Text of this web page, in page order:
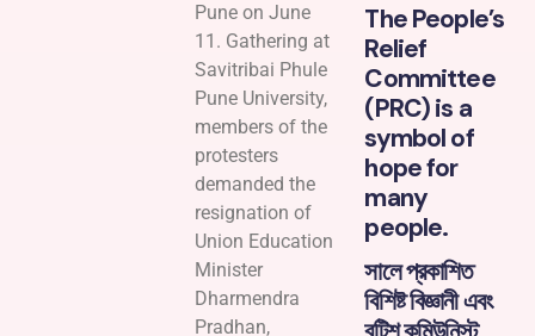
Pune on June
11. Gathering at
Savitribai Phule
Pune University,
members of the
protesters
demanded the
resignation of
Union Education
Minister
Dharmendra
Pradhan,
The People’s
Relief
Committee
(PRC) is a
symbol of
hope for
many
people.
সালে প্রকাশিত
বিশিষ্ট বিজ্ঞানী এবং